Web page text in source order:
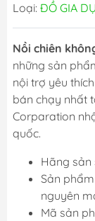
Loại: ĐỒ GIA
Nồi chiên
những sản
nội trợ yêu
bán chạy nhất
Corparation
quốc.
Hãng sản
Sản
nguyên
Mã sản